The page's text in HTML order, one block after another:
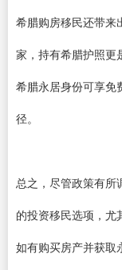
希腊购房移民还带来
家，持有希腊护照更
希腊永居身份可享免
径。
总之，尽管政策有所
的投资移民选项，尤
如有购买房产并获取